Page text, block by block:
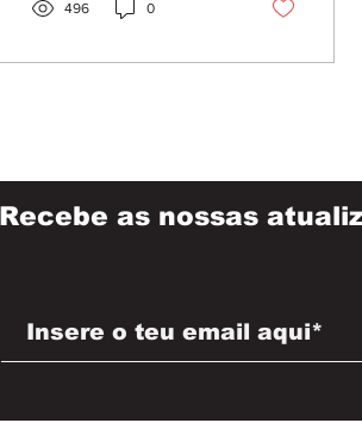
construtor com...
496 0
Recebe as nossas